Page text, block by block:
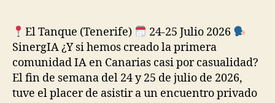
productos
digitales
a
El Tanque (Tenerife)
24-25 Julio 2026
SinergIA ¿Y si hemos creado la primera
comunidad IA en Canarias casi por casualidad?
El fin de semana del 24 y 25 de julio de 2026,
tuve el placer de asistir a un encuentro privado